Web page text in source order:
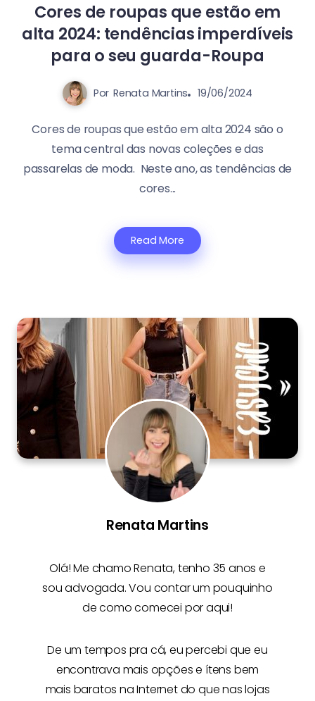
Cores de roupas que estão em
alta 2024: tendências imperdíveis
para o seu guarda-Roupa
Por Renata Martins 19/06/2024
Cores de roupas que estão em alta 2024 são o
tema central das novas coleções e das
passarelas de moda. Neste ano, as tendências de
cores...
Read More
Renata Martins
Olá! Me chamoRenata, tenho 35 anos e
sou advogada. Vou contar um pouquinho
de como comecei por aqui!
De um tempos pra cá, eu percebi que eu
encontrava mais opções e ítens bem
mais baratos na Internetdo que nas lojas